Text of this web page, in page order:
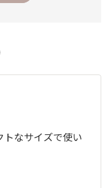
なサイズで使い